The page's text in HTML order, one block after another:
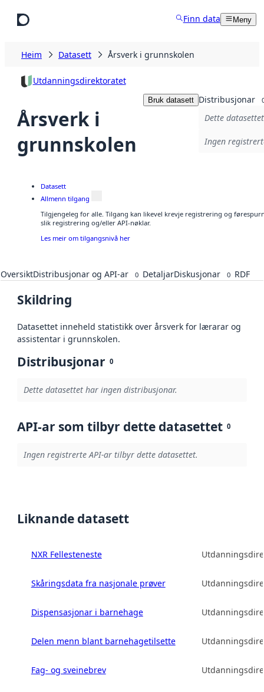
Finn data Meny
Heim Datasett Årsverk i grunnskolen
Utdanningsdirektoratet
Årsverk i
grunnskolen
Bruk datasett Distribusjonar
Dette
Ingen
Datasett
Allmenn tilgang
Tilgjengeleg for alle. Tilgang kan likevel krevje registrering og
slik registrering og/eller API-nøklar.
Les meir om tilgangsnivå her
OversiktDistribusjonar og API-ar 0 DetaljarDiskusjonar 0 RDF
Skildring
Datasettet inneheld statistikk over årsverk for lærarar og
assistentar i grunnskolen.
Distribusjonar 0
Dette datasettet har ingen distribusjonar.
API-ar som tilbyr dette datasettet 0
Ingen registrerte API-ar tilbyr dette datasettet.
Liknande datasett
NXR Fellesteneste
Skåringsdata fra nasjonale prøver
Dispensasjonar i barnehage
Delen menn blant barnehagetilsette
Fag- og sveinebrev